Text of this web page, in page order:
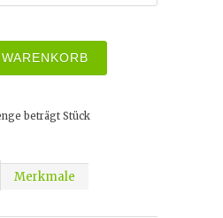
beträgt Stück
Merkmale